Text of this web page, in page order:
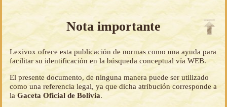
Nota importante
Lexivox ofrece esta publicación de normas como una ayuda para
facilitar su identificación en la búsqueda conceptual vía WEB.
El presente documento, de ninguna manera puede ser utilizado
como una referencia legal, ya que dicha atribución corresponde a
laGaceta Oficial de Bolivia.